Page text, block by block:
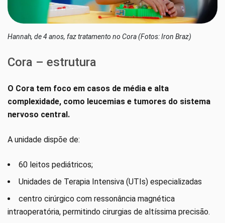
Hannah, de 4 anos, faz tratamento no Cora (Fotos: Iron Braz)
Cora – estrutura
O Cora tem foco em casos de média e alta
complexidade, como leucemias e tumores do sistema
nervoso central.
A unidade dispõe de:
60 leitos pediátricos;
Unidades de Terapia Intensiva (UTIs) especializadas
centro cirúrgico com ressonância magnética
intraoperatória, permitindo cirurgias de altíssima precisão.